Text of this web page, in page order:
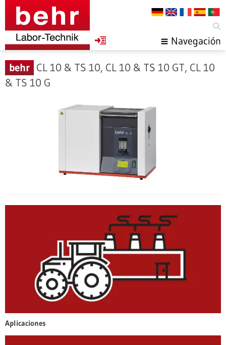
Navegación
behr CL 10 & TS 10, CL 10 & TS 10 GT, CL 10
& TS 10 G
Aplicaciones